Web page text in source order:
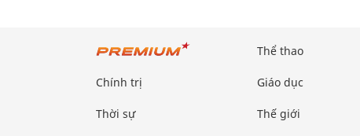
Chính trị
Thời sự
Thể thao
Giáo dục
Thế giới